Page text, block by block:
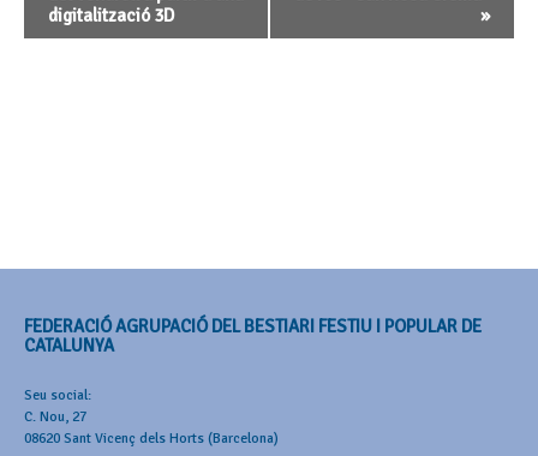
digitalització 3D
»
FEDERACIÓ AGRUPACIÓ DEL BESTIARI FESTIU I POPULAR DE
CATALUNYA
Seu social:
C. Nou, 27
08620 Sant Vicenç dels Horts (Barcelona)